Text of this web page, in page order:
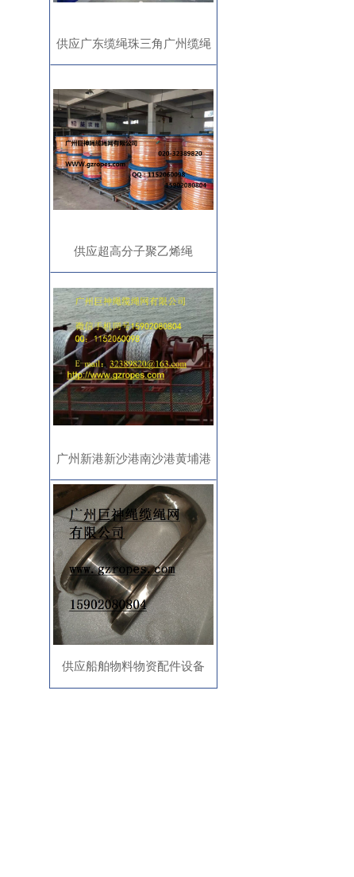
供应广东缆绳珠三角广州缆绳
网船用系泊缆
供应超高分子聚乙烯绳
UHMWPE rope纳米缆绳高分
子绳缆绳网
广州新港新沙港南沙港黄埔港
龙穴岛供应船用绳缆绳网 厂家
厂价现货
供应船舶物料物资配件设备